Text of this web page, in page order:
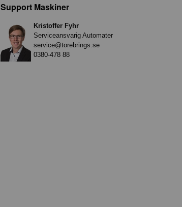
Support Maskiner
Kristoffer Fyhr
Serviceansvarig Automater
service@torebrings.se
0380-478 88